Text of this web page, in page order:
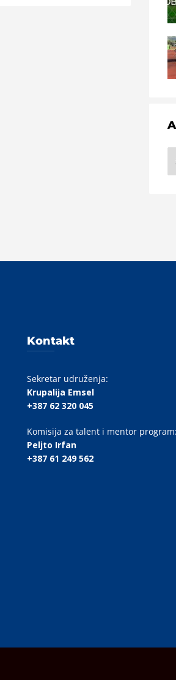
Kontakt
Sekretar udruženja:
Krupalija Emsel
+387 62 320 045
Komisija za talent i mentor program:
Peljto Irfan
+387 61 249 562